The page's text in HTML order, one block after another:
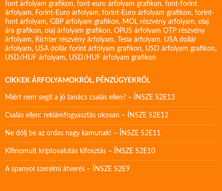
font árfolyam grafikon, font-euro árfolyam grafikon, font-forint
árfolyam, Forint-Euro árfolyam, forint-Euro árfolyam grafikon, forint-
font árfolyam, GBP árfolyam grafikon, MOL részvény árfolyam, olaj
ára grafikon, olaj árfolyam grafikon, OPUS árfolyam OTP részvény
árfolyam, Richter részvény árfolyam, Tesla árfolyam, USA dollár
árfolyam, USA dollár forint árfolyam grafikon, USD árfolyam grafikon,
USD/HUF árfolyam, USD/HUF árfolyam grafikon
CIKKEK ÁRFOLYAMOKRÓL, PÉNZÜGYEKRŐL
Miért nem segít a jó tanács csalás ellen? – ÍNSZE S2E13
Csalás ellen: reklámfogyasztás okosan – ÍNSZE S2E12
Ne dőlj be az ordas nagy kamunak! – ÍNSZE S2E11
Kifinomult kriptovalutás kifosztás – ÍNSZE S2E10
A spanyol szerelmi átverés – ÍNSZE S2E9